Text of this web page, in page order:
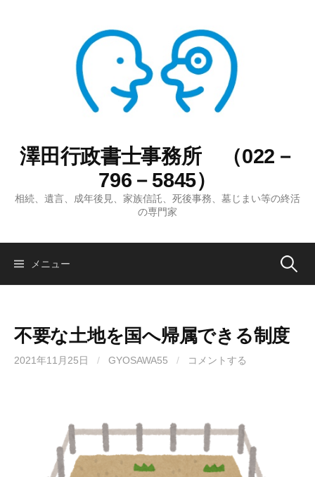
澤田行政書士事務所 （022－
796－5845）
相続、遺言、成年後見、家族信託、死後事務、墓じまい等の終活
の専門家
メニュー 検
不要な土地を国へ帰属できる制度
2021年11月25日 / GYOSAWA55 / コメントする